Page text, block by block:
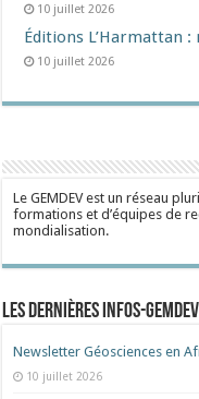
10 juillet 2026
Éditions L’Harmattan :
10 juillet 2026
Le GEMDEV est un réseau
formations et d’équipes de
mondialisation.
Les dernières Infos-Gemdev
Newsletter Géosciences en
10 juillet 2026